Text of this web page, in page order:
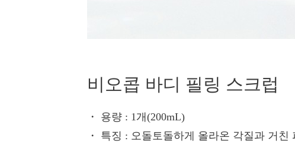
비오콥 바디 필링 스크럽
・ 용량 : 1개(200mL)
・ 특징 : 오돌토돌하게 올라온 각질과 거친